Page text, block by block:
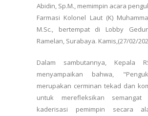
Abidin, Sp.M., memimpin acara
Farmasi Kolonel Laut (K)
M.Sc., bertempat di Lobby
Ramelan, Surabaya. Kamis,(27/02/
Dalam sambutannya, Kepala
menyampaikan bahwa,
merupakan cerminan tekad dan
untuk merefleksikan semangat
kaderisasi pemimpin secara